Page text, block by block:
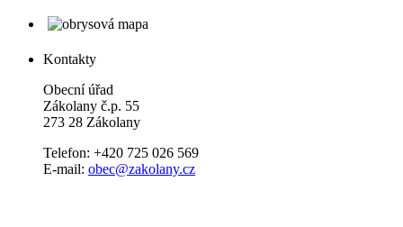
Kontakty
Obecní úřad
Zákolany č.p. 55
273 28 Zákolany
Telefon: +420 725 026 569
E-mail: obec@zakolany.cz